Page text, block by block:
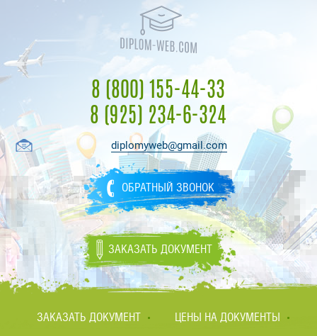
8 (800) 155-44-33
8 (925) 234-6-324
diplomyweb@gmail.com
ОБРАТНЫЙ ЗВОНОК
ЗАКАЗАТЬ ДОКУМЕНТ
ЗАКАЗАТЬ ДОКУМЕНТ ЦЕНЫ НА ДОКУМЕНТЫ